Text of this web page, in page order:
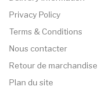
Privacy Policy
Terms & Conditions
Nous contacter
Retour de marchandise
Plan du site